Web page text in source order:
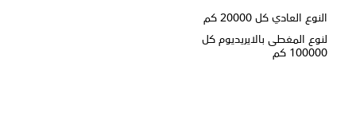
النوع العادي کل 20000 كم
لنوع المغطی بالایریدیوم کل
100000 كم